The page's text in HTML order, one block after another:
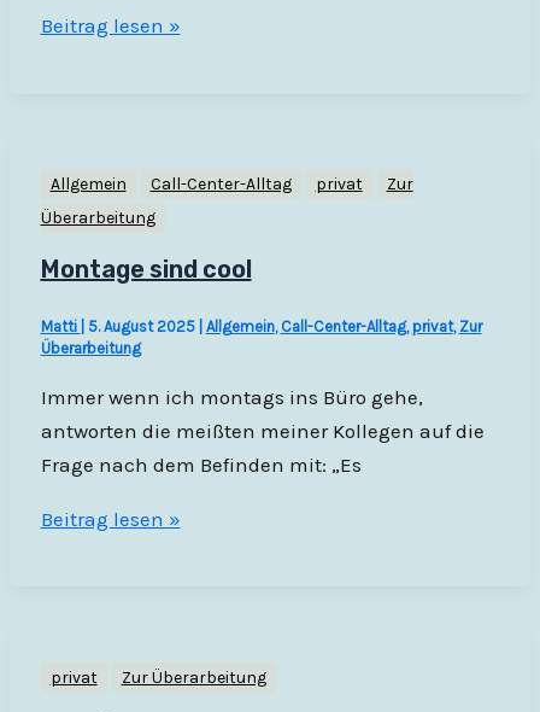
Wochenrückblick
Beitrag lesen »
Allgemein Call-Center-Alltag privat
Zur
Überarbeitung
Montage sind cool
Matti 5. August 2025 Allgemein, Call-Center-Alltag, privat, Zur
Überarbeitung
Immer wenn ich montags ins Büro gehe,
antworten die meißten meiner Kollegen auf die
Frage nach dem Befinden mit: „Es
Montage
Beitrag lesen »
privat Zur Überarbeitung